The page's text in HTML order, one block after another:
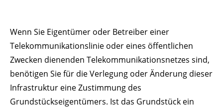
Wenn Sie Eigentümer oder Betreiber einer
Telekommunikationslinie oder eines öffentlichen
Zwecken dienenden Telekommunikationsnetzes sind,
benötigen Sie für die Verlegung oder Änderung dieser
Infrastruktur eine Zustimmung des
Grundstückseigentümers. Ist das Grundstück ein